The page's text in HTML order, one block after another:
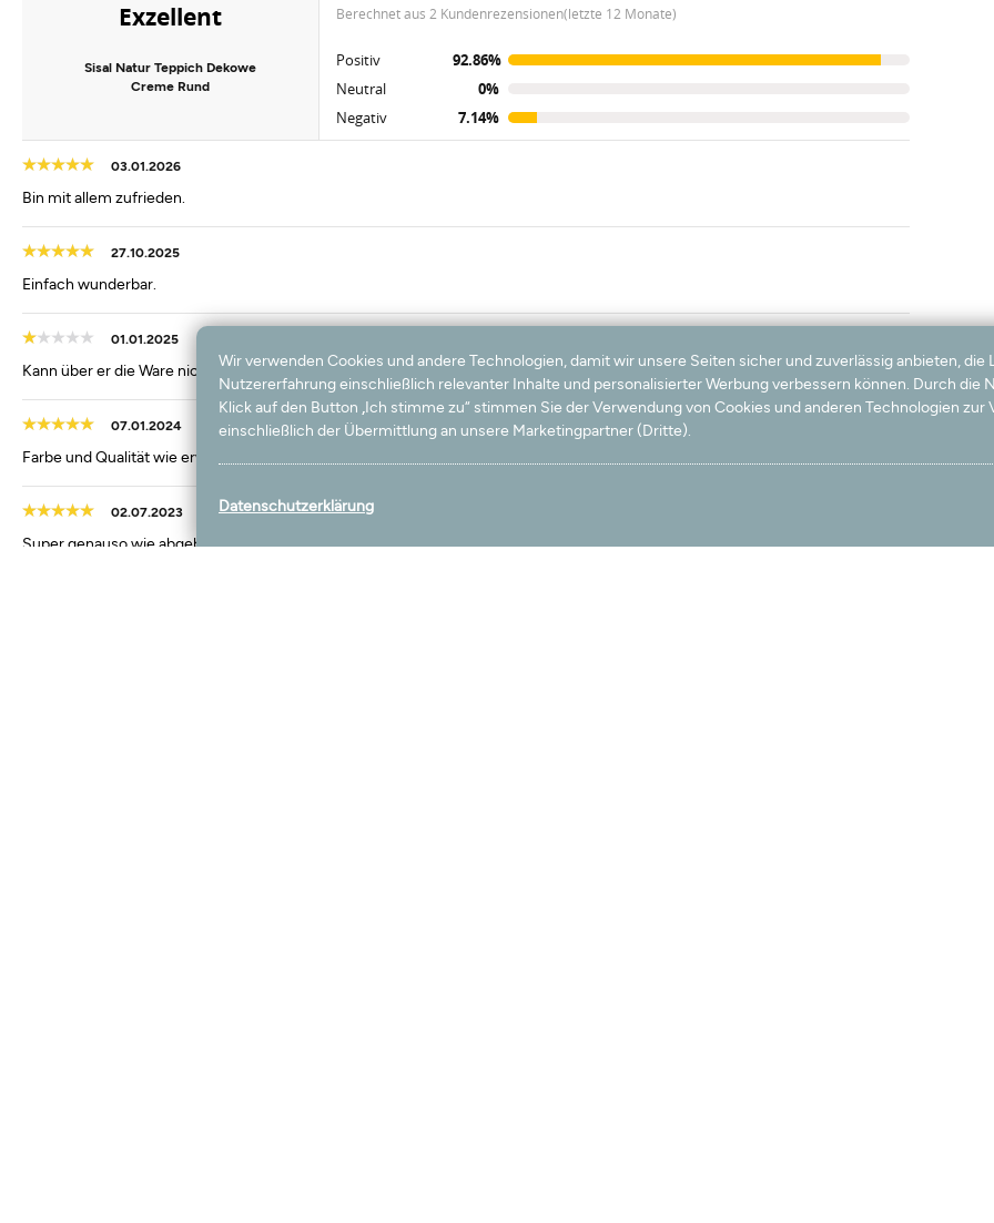
Exzellent
Sisal Natur Teppich Dekowe
Creme Rund
berechnet aus 2 Kundenrezensionen(letzte 12 Monate)
Positiv
92.86%
Neutral
0%
Negativ
7.14%
03.01.2026
Bin mit allem zufrieden.
27.10.2025
Einfach wunderbar.
01.01.2025
Kann über er die Ware nichts Aussagen, weil sie noch immer nicht eingetroffen ist.
07.01.2024
Farbe und Qualität wie erwartet
02.07.2023
Super genauso wie abgebildet!!!
Wir verwenden Cookies und andere Technologien, damit wir unsere Seiten sicher und zuverlässig anbieten, die
Nutzererfahrung einschließlich relevanter Inhalte und personalisierter Werbung verbessern können. Durch die
Klick auf den Button „Ich stimme zu“ stimmen Sie der Verwendung von Cookies und anderen Technologien zur
einschließlich der Übermittlung an unsere Marketingpartner (Dritte).
Datenschutzerklärung